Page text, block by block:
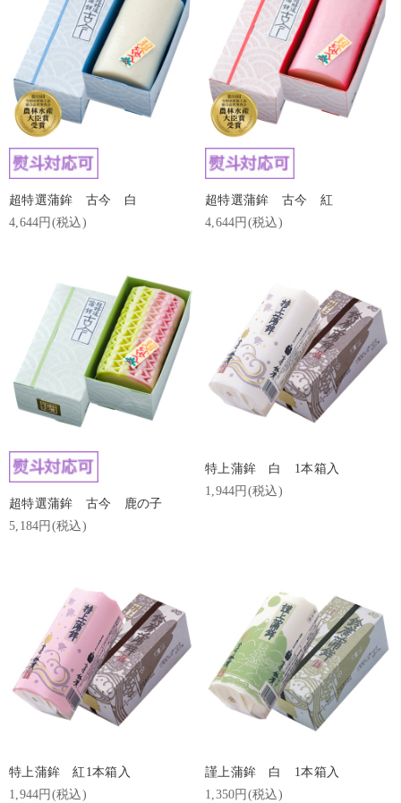
超特選蒲鉾 古今 白
4,644円(税込)
超特選蒲鉾 古今 紅
4,644円(税込)
超特選蒲鉾 古今 鹿の子
5,184円(税込)
特上蒲鉾 白 1本箱入
1,944円(税込)
特上蒲鉾 紅1本箱入
1,944円(税込)
謹上蒲鉾 白 1本箱入
1,350円(税込)